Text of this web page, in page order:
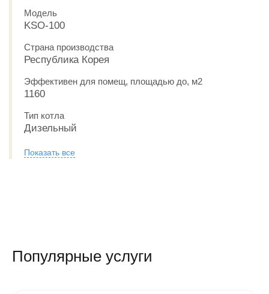
Модель
KSO-100
Страна производства
Республика Корея
Эффективен для помещ, площадью до, м2
1160
Тип котла
Дизельный
Показать все
Популярные услуги